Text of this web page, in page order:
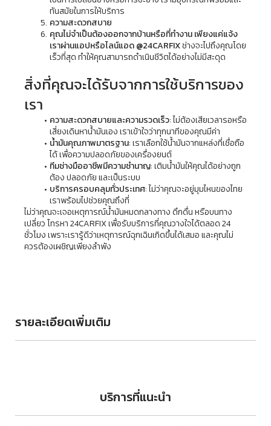
ทันสมัยในการให้บริการ
ความสะดวกสบาย
คุณไม่จำเป็นต้องออกจากบ้านหรือที่ทำงาน เพียงแค่แจ้ง
เราผ่านแอปหรือไลน์แอด @24CARFIXช่างจะไปถึงคุณโดย
เร็วที่สุด ทำให้คุณสามารถดำเนินชีวิตได้อย่างไม่มีสะดุด
สิ่งที่คุณจะได้รับจากการใช้บริการของ
เรา
ความสะดวกสบายและความรวดเร็ว: ไม่ต้องเสียเวลารอหรือ
เสี่ยงเดินหาน้ำมันเอง เราเข้าใจว่าทุกนาทีของคุณมีค่า
น้ำมันคุณภาพมาตรฐาน: เราเลือกใช้น้ำมันจากแหล่งที่เชื่อถือ
ได้ เพื่อความปลอดภัยของเครื่องยนต์
ทีมช่างมืออาชีพมีความชำนาญ: เติมน้ำมันให้คุณได้อย่างถูก
ต้อง ปลอดภัย และเป็นระบบ
บริการครอบคลุมทั่วประเทศ: ไม่ว่าคุณจะอยู่มุมไหนของไทย
เราพร้อมไปช่วยคุณถึงที่
ไม่ว่าคุณจะเจอเหตุการณ์น้ำมันหมดกลางทาง ดึกดื่น หรือบนทาง
เปลี่ยว โทรหา 24CARFIX เพื่อรับบริการที่คุณวางใจได้ตลอด 24
ชั่วโมง เพราะเรารู้ดีว่าเหตุการณ์ฉุกเฉินเกิดขึ้นได้เสมอ และคุณไม่
ควรต้องเผชิญเพียงลำพัง
รายละเอียดเพิ่มเติม
บริการที่แนะนำ